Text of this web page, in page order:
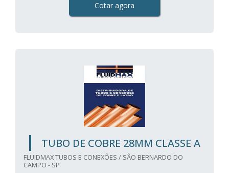
Cotar agora
TUBO DE COBRE 28MM CLASSE A
FLUIDMAX TUBOS E CONEXÕES / SÃO BERNARDO DO
CAMPO - SP